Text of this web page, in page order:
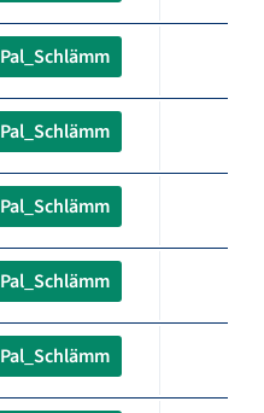
Pal_Schlämm
Pal_Schlämm
Pal_Schlämm
Pal_Schlämm
Pal_Schlämm